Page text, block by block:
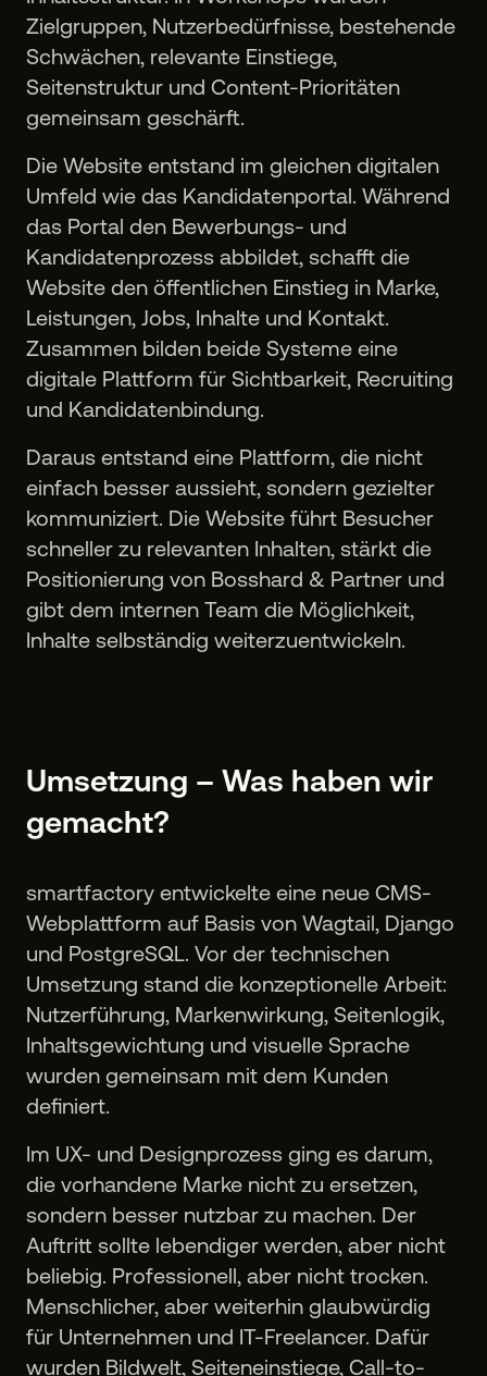
Zielgruppen, Nutzerbedürfnisse, bestehende
Schwächen, relevante Einstiege,
Seitenstruktur und Content-Prioritäten
gemeinsam geschärft.
Die Website entstand im gleichen digitalen
Umfeld wie das Kandidatenportal. Während
das Portal den Bewerbungs- und
Kandidatenprozess abbildet, schafft die
Website den öffentlichen Einstieg in Marke,
Leistungen, Jobs, Inhalte und Kontakt.
Zusammen bilden beide Systeme eine
digitale Plattform für Sichtbarkeit, Recruiting
und Kandidatenbindung.
Daraus entstand eine Plattform, die nicht
einfach besser aussieht, sondern gezielter
kommuniziert. Die Website führt Besucher
schneller zu relevanten Inhalten, stärkt die
Positionierung von Bosshard & Partner und
gibt dem internen Team die Möglichkeit,
Inhalte selbständig weiterzuentwickeln.
Umsetzung – Was haben wir
gemacht?
smartfactory entwickelte eine neue CMS-
Webplattform auf Basis von Wagtail, Django
und PostgreSQL. Vor der technischen
Umsetzung stand die konzeptionelle Arbeit:
Nutzerführung, Markenwirkung, Seitenlogik,
Inhaltsgewichtung und visuelle Sprache
wurden gemeinsam mit dem Kunden
definiert.
Im UX- und Designprozess ging es darum,
die vorhandene Marke nicht zu ersetzen,
sondern besser nutzbar zu machen. Der
Auftritt sollte lebendiger werden, aber nicht
beliebig. Professionell, aber nicht trocken.
Menschlicher, aber weiterhin glaubwürdig
für Unternehmen und IT-Freelancer. Dafür
wurden Bildwelt, Seiteneinstiege, Call-to-